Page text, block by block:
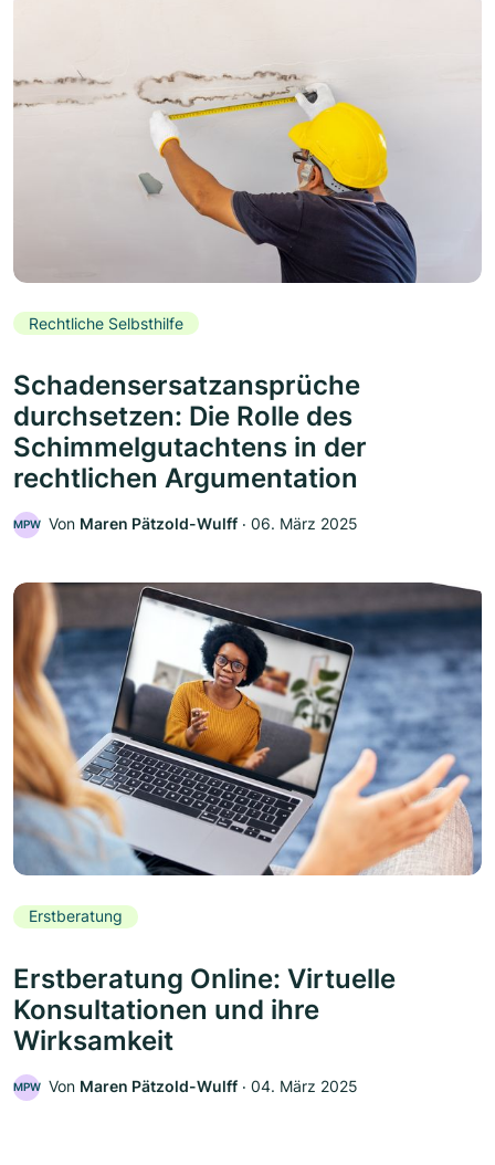
Rechtliche Selbsthilfe
Schadensersatzansprüche
durchsetzen: Die Rolle des
Schimmelgutachtens in der
rechtlichen Argumentation
MPW Von Maren Pätzold-Wulff ‧ 06. März 2025
Erstberatung
Erstberatung Online: Virtuelle
Konsultationen und ihre
Wirksamkeit
MPW Von Maren Pätzold-Wulff ‧ 04. März 2025